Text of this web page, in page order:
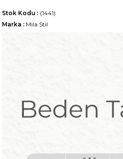
(1441)
Stok Kodu
Marka : Mila Stil